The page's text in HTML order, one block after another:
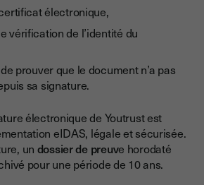
certificat électronique,
vérification de l’identité du
prouver que le document n’a pas
sa signature.
électronique de Youtrust est
eIDAS, légale et sécurisée.
un dossier de preuve horodaté
pour une période de 10 ans.